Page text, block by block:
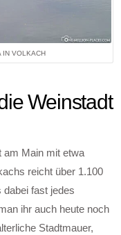
IN VOLKACH
Weinstadt
am Main mit etwa
reicht über 1.100
fast jedes
ihr auch heute noch
Stadtmauer,